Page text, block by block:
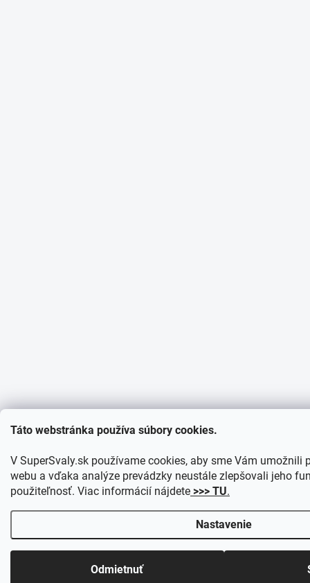
Táto webstránka používa súbory cookies.
V SuperSvaly.sk používame cookies, aby sme Vám umožnili
webu a vďaka analýze prevádzky neustále zlepšovali jeho
použiteľnosť. Viac informácií nájdete >>> TU.
Nastavenie
Odmietnuť